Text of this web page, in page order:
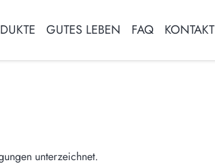
GUTES LEBEN FAQ KONTAKT
unterzeichnet.